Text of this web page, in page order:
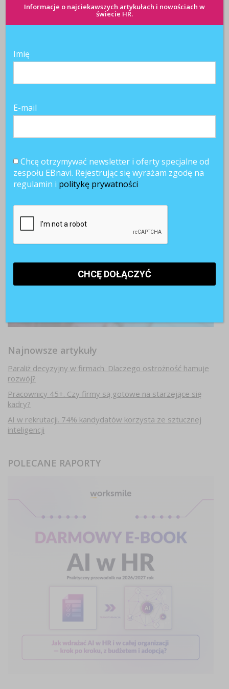
Najnowsze artykuły
Paraliż decyzyjny w firmach. Dlaczego ostrożność hamuje
rozwój?
Pracownicy 45+. Czy firmy są gotowe na starzejące się
kadry?
AI w rekrutacji. 74% kandydatów korzysta ze sztucznej
inteligencji
POLECANE RAPORTY
Informacje o najciekawszych artykułach i nowościach w
świecie HR.
Imię
E-mail
Chcę otrzymywać newsletter i oferty specjalne od
zespołu EBnavi. Rejestrując się wyrażam zgodę na
regulamin i politykę prywatności